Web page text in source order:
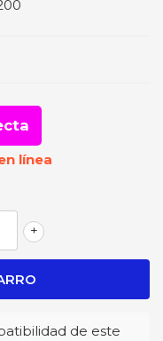
línea
+
de este